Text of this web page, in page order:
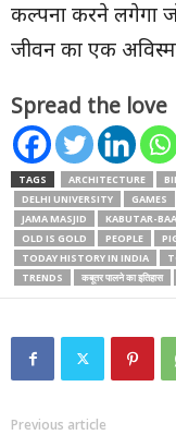
कल्पना करने लगेगा
जीवन का एक
Spread the love
TAGS ARCHITECTURE
DELHI UNIVERSITY
GAMES
JAMA MASJID
KABUTAR-
OLD IS GOLD
PEOPLE
TODAY HISTORY IN INDIA
TRENDS
कबूतर पालने का इतिहास
Previous article